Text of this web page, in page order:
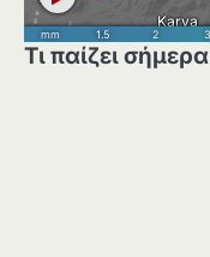
Τι παίζει σήμερα